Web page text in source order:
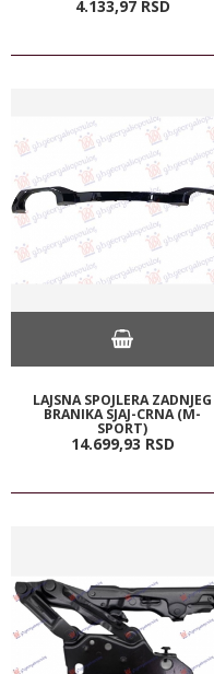
4.133,97 RSD
LAJSNA SPOJLERA ZADNJEG
BRANIKA SJAJ-CRNA (M-
SPORT)
14.699,93 RSD